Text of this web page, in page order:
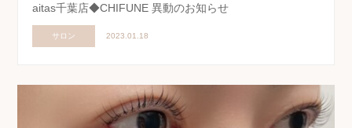
aitas千葉店◆CHIFUNE 異動のお知らせ
サロン 2023.01.18